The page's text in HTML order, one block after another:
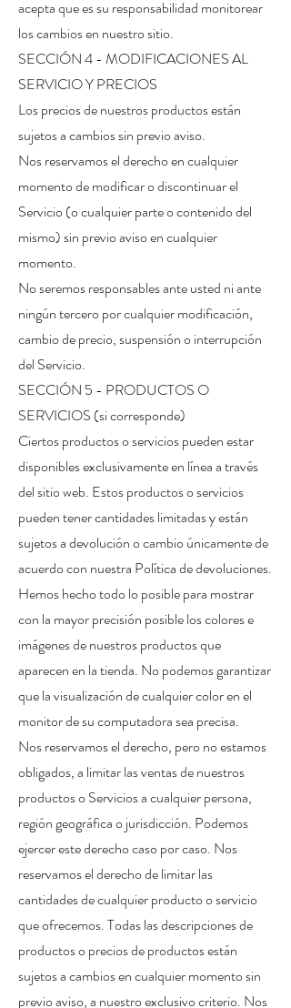
acepta que es su responsabilidad monitorear
los cambios en nuestro sitio.
SECCIÓN 4 - MODIFICACIONES AL
SERVICIO Y PRECIOS
Los precios de nuestros productos están
sujetos a cambios sin previo aviso.
Nos reservamos el derecho en cualquier
momento de modificar o discontinuar el
Servicio (o cualquier parte o contenido del
mismo) sin previo aviso en cualquier
momento.
No seremos responsables ante usted ni ante
ningún tercero por cualquier modificación,
cambio de precio, suspensión o interrupción
del Servicio.
SECCIÓN 5 - PRODUCTOS O
SERVICIOS (si corresponde)
Ciertos productos o servicios pueden estar
disponibles exclusivamente en línea a través
del sitio web. Estos productos o servicios
pueden tener cantidades limitadas y están
sujetos a devolución o cambio únicamente de
acuerdo con nuestra Política de devoluciones.
Hemos hecho todo lo posible para mostrar
con la mayor precisión posible los colores e
imágenes de nuestros productos que
aparecen en la tienda. No podemos garantizar
que la visualización de cualquier color en el
monitor de su computadora sea precisa.
Nos reservamos el derecho, pero no estamos
obligados, a limitar las ventas de nuestros
productos o Servicios a cualquier persona,
región geográfica o jurisdicción. Podemos
ejercer este derecho caso por caso. Nos
reservamos el derecho de limitar las
cantidades de cualquier producto o servicio
que ofrecemos. Todas las descripciones de
productos o precios de productos están
sujetos a cambios en cualquier momento sin
previo aviso, a nuestro exclusivo criterio. Nos